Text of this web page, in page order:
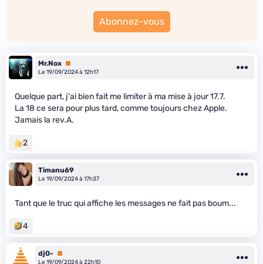
Abonnez-vous
Mr.Nox Premium
Le 19/09/2024 à 12h17
Quelque part, j'ai bien fait me limiter à ma mise à jour 17.7.
La 18 ce sera pour plus tard, comme toujours chez Apple.
Jamais la rev.A.
2
Timanu69
Le 19/09/2024 à 17h37
Tant que le truc qui affiche les messages ne fait pas boum...
4
dj0-
Premium
Le 19/09/2024 à 22h10